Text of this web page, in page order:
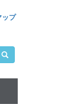
ップ